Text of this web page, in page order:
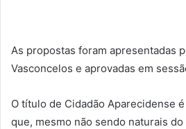
As propostas foram apresentadas
Vasconcelos e aprovadas em
O título de Cidadão Aparecidense
que, mesmo não sendo naturais